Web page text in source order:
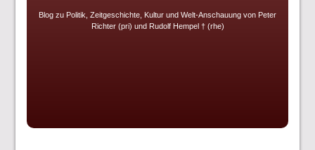
Blog zu Politik, Zeitgeschichte, Kultur und Welt-Anschauung von Peter
Richter (pri) und Rudolf Hempel † (rhe)